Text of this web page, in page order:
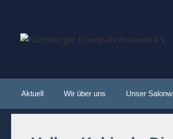
springen
Aktuell Wir über uns Unser